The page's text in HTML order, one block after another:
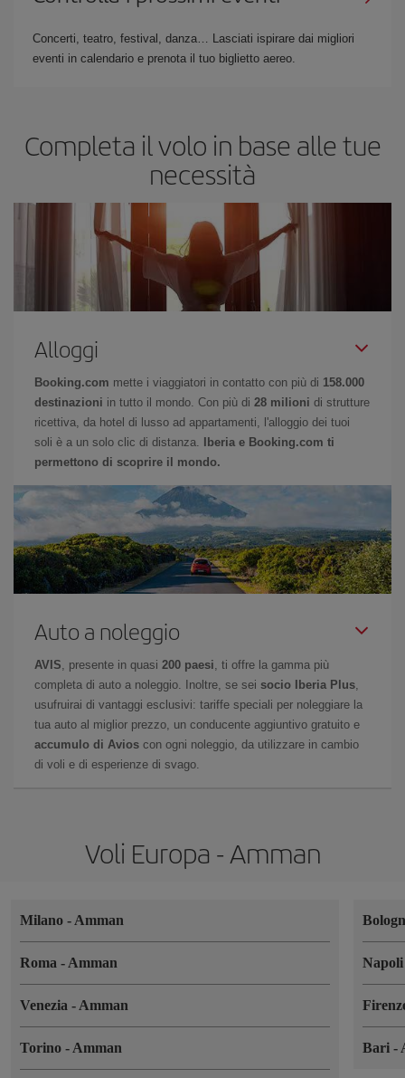
Concerti, teatro, festival, danza… Lasciati ispirare dai migliori
eventi in calendario e prenota il tuo biglietto aereo.
Completa il volo in base alle tue
necessità
Alloggi
Booking.com mette i viaggiatori in contatto con più di 158.000
destinazioni in tutto il mondo. Con più di 28 milioni di strutture
ricettiva, da hotel di lusso ad appartamenti, l'alloggio dei tuoi
soli è a un solo clic di distanza.
Iberia e Booking.com ti
permettono di scoprire il mondo.
Auto a noleggio
AVIS , presente in quasi 200 paesi , ti offre la gamma più
completa di auto a noleggio. Inoltre, se sei socio Iberia Plus
usufruirai di vantaggi esclusivi: tariffe speciali per noleggiare la
tua auto al miglior prezzo, un conducente aggiuntivo gratuito e
accumulo di Avios con ogni noleggio, da utilizzare in cambio
di voli e di esperienze di svago.
Voli Europa - Amman
Milano - Amman
Roma - Amman
Venezia - Amman
Torino - Amman Bari-